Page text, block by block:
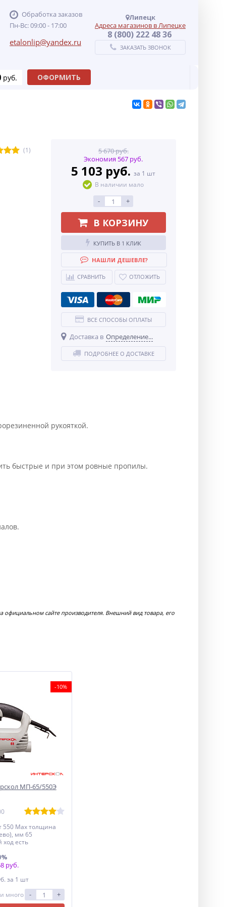
Обработка заказов
Пн-Вс: 09:00 - 17:00
etalonlip@yandex.ru
Липецк
Адреса магазинов в Липецке
8 (800) 222 48 36
ЗАКАЗАТЬ ЗВОНОК
руб. ОФОРМИТЬ
(1)
5 670 руб.
Экономия 567 руб.
5 103 руб.за 1 шт
В наличии мало
- +
В КОРЗИНУ
КУПИТЬ В 1 КЛИК
НАШЛИ ДЕШЕВЛЕ?
СРАВНИТЬ ОТЛОЖИТЬ
ВСЕ СПОСОБЫ ОПЛАТЫ
Доставка в Определение...
ПОДРОБНЕЕ О ДОСТАВКЕ
рукояткой.
быстрые и при этом ровные пропилы.
официальном сайте производителя. Внешний вид товара, его
-10%
МП-65/550Э
550 Мах толщина
мм 65
есть
руб.
за 1 шт
много
- +